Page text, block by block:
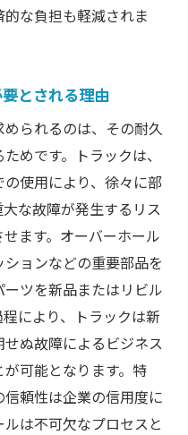
がもたらす長期的な
ラックメンテナンス
めるオーバーホール
トラックの耐用年数
ーバーホールの可
トラックのオーバー
プロセスで最大限の
と準備のステップ
な負担も軽減されま
とされる理由
られるのは、その耐久
めです。トラックは、
使用により、徐々に部
な故障が発生するリス
ます。オーバーホール
ョンなどの重要部品を
ツを新品またはリビル
により、トラックは新
ぬ故障によるビジネス
可能となります。特
頼性は企業の信用度に
は不可欠なプロセスと